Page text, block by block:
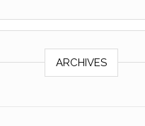
ARCHIVES